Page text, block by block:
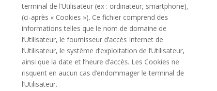
terminal de l’Utilisateur (ex : ordinateur, smartphone),
(ci-après « Cookies »). Ce fichier comprend des
informations telles que le nom de domaine de
l’Utilisateur, le fournisseur d’accès Internet de
l’Utilisateur, le système d’exploitation de l’Utilisateur,
ainsi que la date et l’heure d’accès. Les Cookies ne
risquent en aucun cas d’endommager le terminal de
l’Utilisateur.